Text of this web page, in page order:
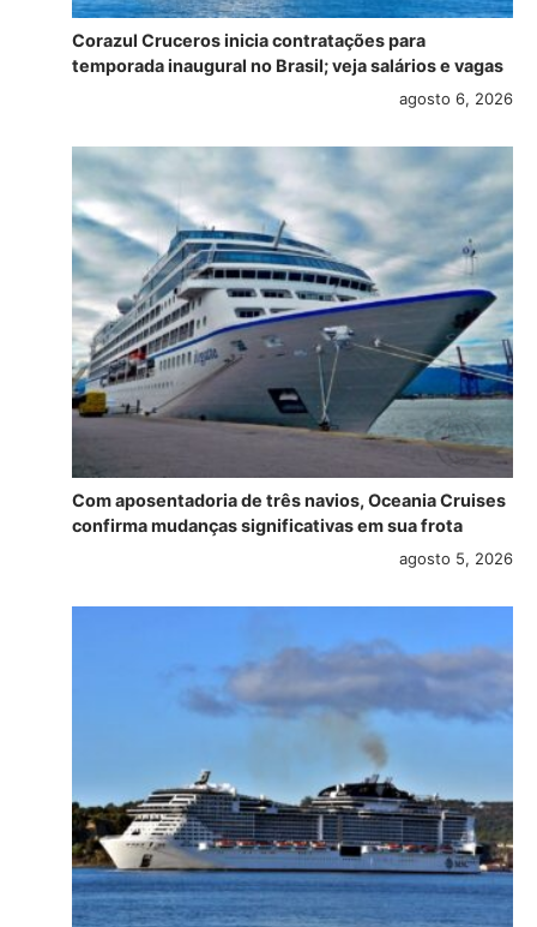
Corazul Cruceros inicia contratações para
temporada inaugural no Brasil; veja salários e vagas
agosto 6, 2026
Com aposentadoria de três navios, Oceania Cruises
confirma mudanças significativas em sua frota
agosto 5, 2026